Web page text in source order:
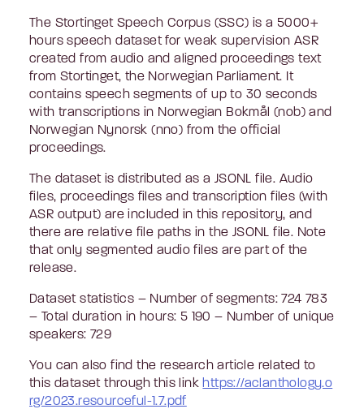
The Stortinget Speech Corpus (SSC) is a 5000+
hours speech dataset for weak supervision ASR
created from audio and aligned proceedings text
from Stortinget, the Norwegian Parliament. It
contains speech segments of up to 30 seconds
with transcriptions in Norwegian Bokmål (nob) and
Norwegian Nynorsk (nno) from the official
proceedings.
The dataset is distributed as a JSONL file. Audio
files, proceedings files and transcription files (with
ASR output) are included in this repository, and
there are relative file paths in the JSONL file. Note
that only segmented audio files are part of the
release.
Dataset statistics – Number of segments: 724 783
– Total duration in hours: 5 190 – Number of unique
speakers: 729
You can also find the research article related to
this dataset through this link https://aclanthology.o
rg/2023.resourceful-1.7.pdf